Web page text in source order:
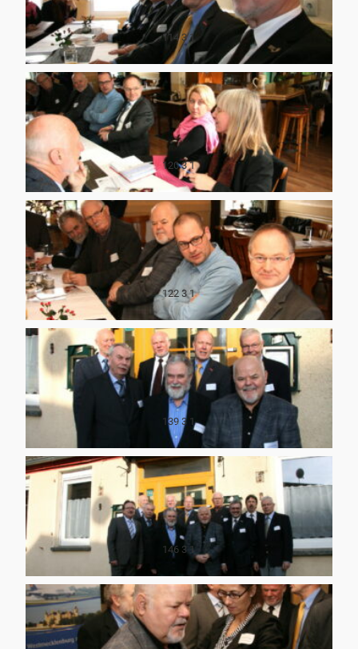
114 3 1
120 3 1
122 3 1
139 3 1
146 3 1